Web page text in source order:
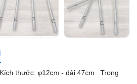
thước: φ12cm - dài 47cm Trọng
giảm giá: